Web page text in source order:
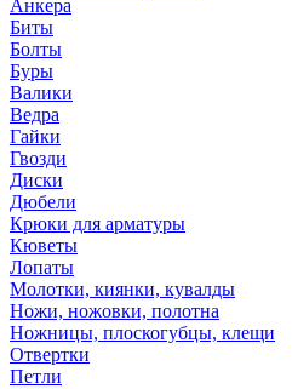
Анкера
Биты
Болты
Буры
Валики
Ведра
Гайки
Гвозди
Диски
Дюбели
Крюки для арматуры
Кюветы
Лопаты
Молотки, киянки, кувалды
Ножи, ножовки, полотна
Ножницы, плоскогубцы, клещи
Отвертки
Петли